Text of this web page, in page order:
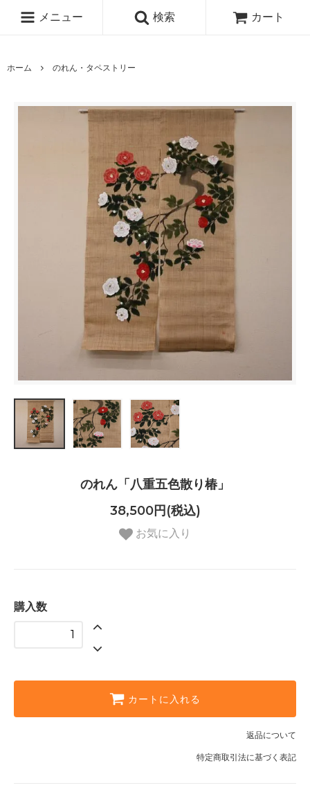
メニュー 検索 カート
ホーム のれん・タペストリー
のれん「八重五色散り椿」
38,500円(税込)
お気に入り
購入数
カートに入れる
返品について
特定商取引法に基づく表記